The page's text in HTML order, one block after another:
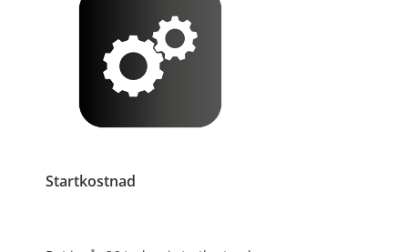
Startkostnad